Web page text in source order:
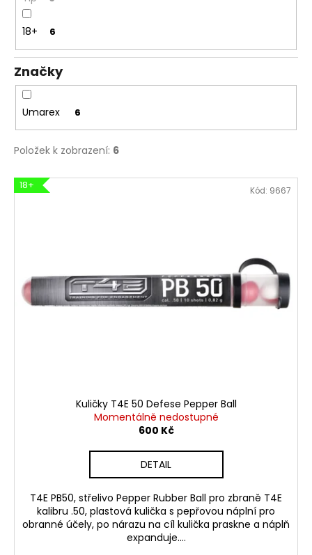
18+ 6
Značky
Umarex 6
Položek k zobrazení: 6
V18+
Kuličky T4E 50 Defese Pepper Ball
Momentálně nedostupné
600 Kč
DETAIL
T4E PB50, střelivo Pepper Rubber Ball pro zbraně T4E
kalibru .50, plastová kulička s pepřovou náplní pro
obranné účely, po nárazu na cíl kulička praskne a náplň
expanduje....
Kód: 9667
MAUSER
PLETENÁ
ČEPICE
650
Kč